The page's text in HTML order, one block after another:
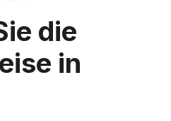
die
in